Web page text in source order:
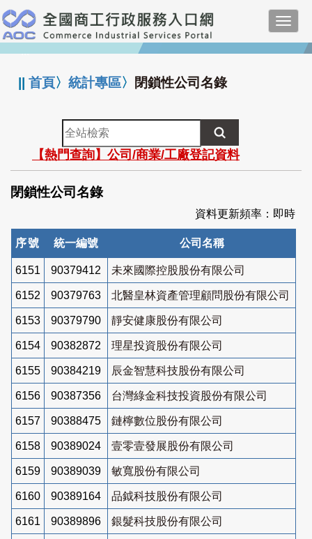
跳
到
主
要
:::
||首頁〉統計專區〉 閉鎖性公司名錄
全
站
檢
索
【熱門查詢】公司/商業/工廠登記資料
閉鎖性公司名錄
資料更新頻率：即時
序號 統一編號 公司名稱
6151 90379412 未來國際控股股份有限公司
6152 90379763 北醫皇林資產管理顧問股份有限公司
6153 90379790 靜安健康股份有限公司
6154 90382872 理星投資股份有限公司
6155 90384219 辰金智慧科技股份有限公司
6156 90387356 台灣綠金科技投資股份有限公司
6157 90388475 鏈檸數位股份有限公司
6158 90389024 壹零壹發展股份有限公司
6159 90389039 敏寬股份有限公司
6160 90389164 品鉞科技股份有限公司
6161 90389896 銀髮科技股份有限公司